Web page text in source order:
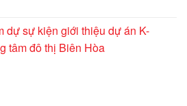
dự sự kiện giới thiệu dự án K-
tâm đô thị Biên Hòa